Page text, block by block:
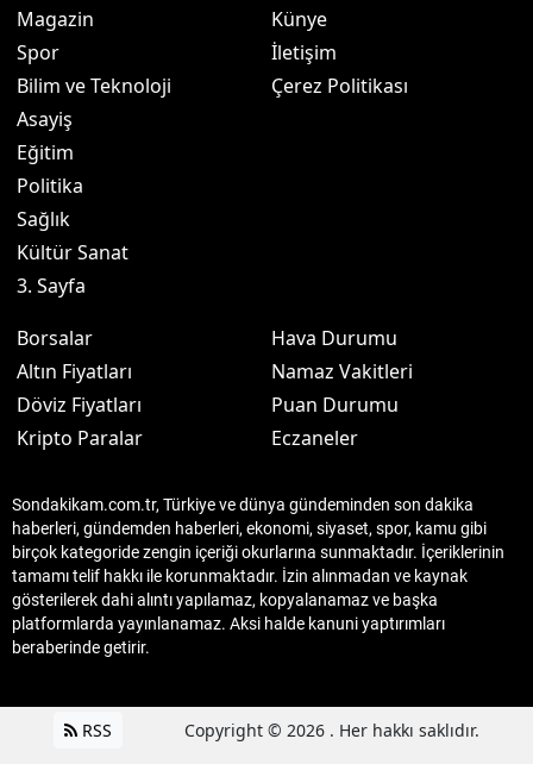
Magazin
Spor
Bilim ve Teknoloji
Asayiş
Eğitim
Politika
Sağlık
Kültür Sanat
3. Sayfa
Künye
İletişim
Çerez Politikası
Borsalar
Altın Fiyatları
Döviz Fiyatları
Kripto Paralar
Hava Durumu
Namaz Vakitleri
Puan Durumu
Eczaneler
Sondakikam.com.tr, Türkiye ve dünya gündeminden son dakika
haberleri, gündemden haberleri, ekonomi, siyaset, spor, kamu gibi
birçok kategoride zengin içeriği okurlarına sunmaktadır. İçeriklerinin
tamamı telif hakkı ile korunmaktadır. İzin alınmadan ve kaynak
gösterilerek dahi alıntı yapılamaz, kopyalanamaz ve başka
platformlarda yayınlanamaz. Aksi halde kanuni yaptırımları
beraberinde getirir.
RSS Copyright © 2026 . Her hakkı saklıdır.